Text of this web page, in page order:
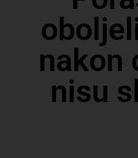
nakon
nisu